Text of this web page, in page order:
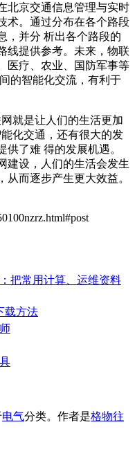
北京交通信息管理与实时
术。通过分布在各个路段
，并分 析出各个路段的
线提供参考。未来，物联
医疗、农业、国防军事等
的智能化交流，有利于
就是让人们的生活更加
化交通，还有很大的发
了难 得的发展机遇。
建设，人们的生活会发生
而逐步产生更大效益。
把常用计算、运维资料
载方法
电气分类。 作者是格物往